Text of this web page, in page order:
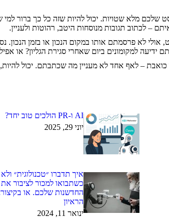
שלכם מלא שטויות. יכול להיות שזה כל כך ברור למי
– לכתוב תגובות מנוסחות היטב, רהוטות ולעניין.
לא פרסמתם אותו במקום הנכון או בזמן הנכון.
למקומונים ביום שאחרי סגירת הגליון? או
כואבת – לאף אחד לא מעניין מה שכתבתם. יכול
AI ו-PR הולכים טוב יחד?
יוני 29, 2025
איך תדברו ״טכנולוגית״ ולא
כשתבואו למכור לציבור את
החדשנות שלכם. או
הראיון
ינואר 11, 2024